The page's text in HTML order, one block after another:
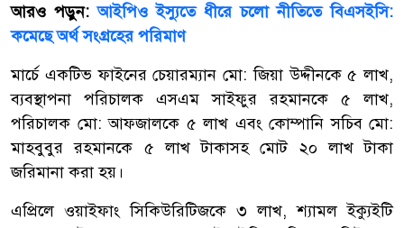
আরও পড়ুন:আইপিও ইস্যুতে ধীরে চলো নীতিতে বিএসইসি:
কমেছে অর্থ সংগ্রহের পরিমাণ
মার্চে একটিভ ফাইনের চেয়ারম্যান মো: জিয়া উদ্দীনকে ৫ লাখ,
ব্যবস্থাপনা পরিচালক এসএম সাইফুর রহমানকে ৫ লাখ,
পরিচালক মো: আফজালকে ৫ লাখ এবং কোম্পানি সচিব মো:
মাহবুবুর রহমানকে ৫ লাখ টাকাসহ মোট ২০ লাখ টাকা
জরিমানা করা হয়।
এপ্রিলে ওয়াইফাং সিকিউরিটিজকে ৩ লাখ, শ্যামল ইক্যুইটি